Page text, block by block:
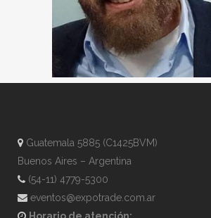
Guatemala 5885 (C1425BVM)
Buenos Aires – Argentina
(54-11) 4779-5300
eventos@expotrade.com.ar